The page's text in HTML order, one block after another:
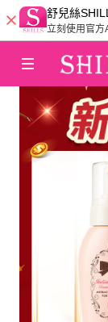
舒兒絲
立刻使用官方